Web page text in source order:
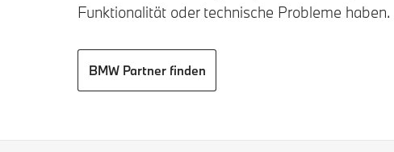
Funktionalität oder technische Probleme haben.
BMW Partner finden